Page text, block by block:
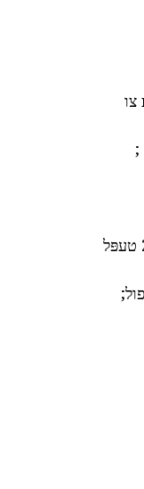
באַקינג סאָדע (עסיק איז ניט required צו
;
רייזאַנז ווייַס אָדער שוואַרץ פּיטאַד - 2/3 טעפּל